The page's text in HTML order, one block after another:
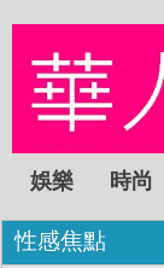
娛樂 時尚
性感焦點